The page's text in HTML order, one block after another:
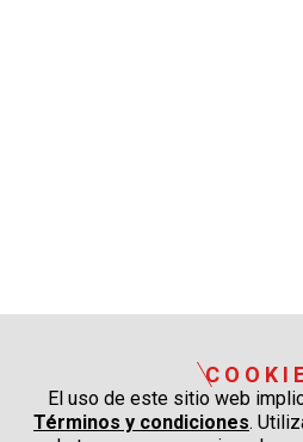
El uso de este sitio web
Términos y condiciones.